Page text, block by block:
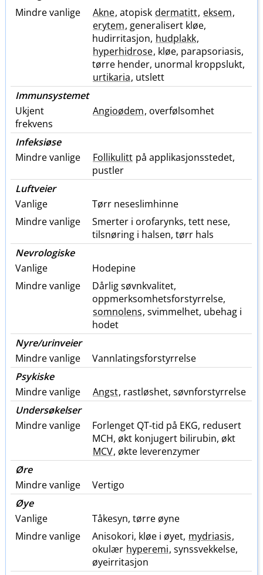
Mindre vanlige
Akne, atopisk dermatitt, eksem,
erytem, generalisert kløe,
hudirritasjon, hudplakk,
hyperhidrose, kløe, parapsoriasis,
tørre hender, unormal kroppslukt,
urtikaria, utslett
Immunsystemet
Ukjent
frekvens
Angioødem, overfølsomhet
Infeksiøse
Mindre vanlige
Follikulitt på applikasjonsstedet,
pustler
Luftveier
Vanlige
Tørr neseslimhinne
Mindre vanlige
Smerter i orofarynks, tett nese,
tilsnøring i halsen, tørr hals
Nevrologiske
Vanlige
Hodepine
Mindre vanlige
Dårlig søvnkvalitet,
oppmerksomhetsforstyrrelse,
somnolens, svimmelhet, ubehag i
hodet
Nyre​/​urinveier
Mindre vanlige
Vannlatingsforstyrrelse
Psykiske
Mindre vanlige
Angst, rastløshet, søvnforstyrrelse
Undersøkelser
Mindre vanlige
Forlenget QT-tid på EKG, redusert
MCH, økt konjugert bilirubin, økt
MCV, økte leverenzymer
Øre
Mindre vanlige
Vertigo
Øye
Vanlige
Tåkesyn, tørre øyne
Mindre vanlige
Anisokori, kløe i øyet, mydriasis,
okulær hyperemi, synssvekkelse,
øyeirritasjon